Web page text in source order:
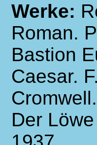
Werke:
Roman.
Bastion
Caesar.
Der